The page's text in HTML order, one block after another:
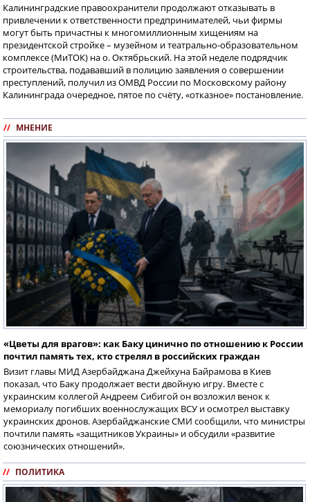
Калининградские правоохранители продолжают отказывать в
привлечении к ответственности предпринимателей, чьи фирмы
могут быть причастны к многомиллионным хищениям на
президентской стройке – музейном и театрально-образовательном
комплексе (МиТОК) на о. Октябрьский. На этой неделе подрядчик
строительства, подававший в полицию заявления о совершении
преступлений, получил из ОМВД России по Московскому району
Калининграда очередное, пятое по счёту, «отказное» постановление.
// МНЕНИЕ
«Цветы для врагов»: как Баку цинично по отношению к России
почтил память тех, кто стрелял в российских граждан
Визит главы МИД Азербайджана Джейхуна Байрамова в Киев
показал, что Баку продолжает вести двойную игру. Вместе с
украинским коллегой Андреем Сибигой он возложил венок к
мемориалу погибших военнослужащих ВСУ и осмотрел выставку
украинских дронов. Азербайджанские СМИ сообщили, что министры
почтили память «защитников Украины» и обсудили «развитие
союзнических отношений».
// ПОЛИТИКА